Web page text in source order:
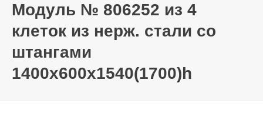
Модуль № 806252 из 4
клеток из нерж. стали со
штангами
1400х600х1540(1700)h